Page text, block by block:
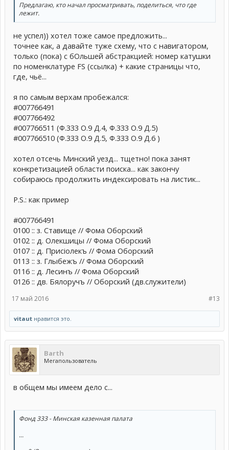
Предлагаю, кто начал просматривать, поделиться, что где
лежит.
не успел)) хотел тоже самое предложить...
точнее как, а давайте туже схему, что с навигатором,
только (пока) с бОльшей абстракцией: номер катушки
по номенклатуре FS (ccылка) + какие страницы что,
где, чьё...
я по самым верхам пробежался:
#007766491
#007766492
#007766511 (Ф.333 О.9 Д.4, Ф.333 О.9 Д.5)
#007766510 (Ф.333 О.9 Д.5, Ф.333 О.9 Д.6 )
хотел отсечь Минский уезд... тщетно! пока занят
конкретизацией области поиска... как закончу
собираюсь продолжить индексировать на листик...
P.S.: как пример
#007766491
0100 :: з. Ставище // Фома Оборский
0102 :: д. Олекшицы // Фома Оборский
0107 :: д. Присiолекъ // Фома Оборский
0113 :: з. Глыбежъ // Фома Оборский
0116 :: д. Лесинъ // Фома Оборский
0126 :: дв. Бялоручъ // Оборский (дв.служители)
#13
17 май 2016
vitaut нравится это.
Barth
Мегапользователь
в общем мы имеем дело с...
Фонд 333 - Минская казенная палата
...